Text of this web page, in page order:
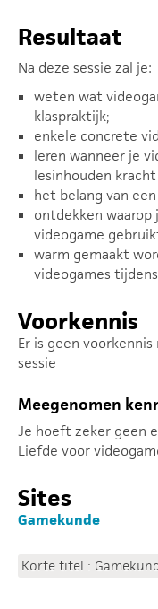
Resultaat
Na deze sessie zal je:
weten wat
klaspraktijk;
enkele concrete
leren wanneer je
lesinhouden
het belang van
ontdekken
videogame
warm gemaakt
videogames
Voorkennis
Er is geen
sessie
Meegenomen
Je hoeft zeker geen
Liefde voor
Sites
Gamekunde
Korte titel :